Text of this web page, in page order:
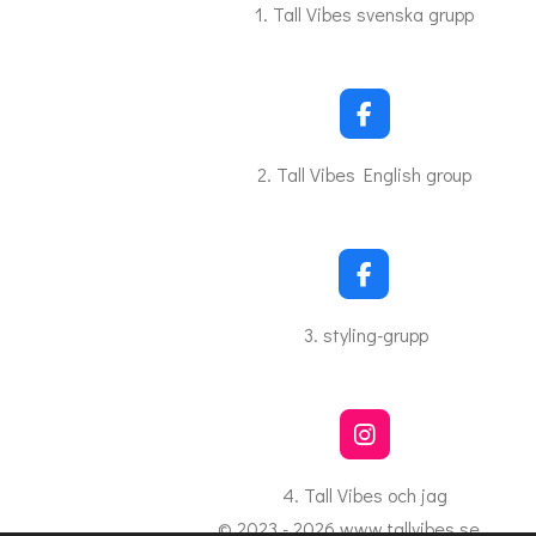
c
o
k
1. Tall Vibes svenska grupp
F
a
c
o
k
2. Tall Vibes English group
F
a
c
e
o
k
3. styling-grupp
I
n
s
4. Tall Vibes och jag
© 2023 - 2026 www.tallvibes.se